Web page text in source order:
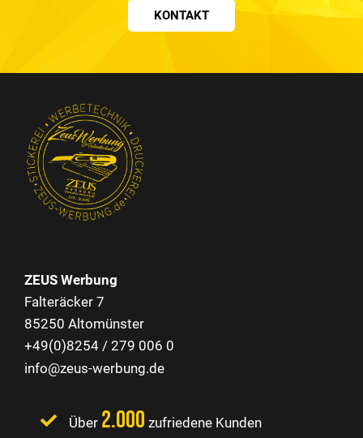
KONTAKT
ZEUS Werbung
Falteräcker 7
85250 Altomünster
+49(0)8254 / 279 006 0
info@zeus-werbung.de
Über 2.000 zufriedene Kunden